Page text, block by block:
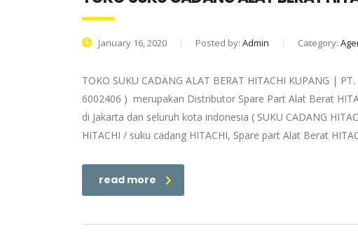
January 16, 2020 Posted by: Admin Category:
TOKO SUKU CADANG ALAT BERAT HITACHI KUPANG |
6002406 ) merupakan Distributor Spare Part Alat Berat
di Jakarta dan seluruh kota indonesia ( SUKU CADANG
HITACHI / suku cadang HITACHI, Spare part Alat Berat
read more